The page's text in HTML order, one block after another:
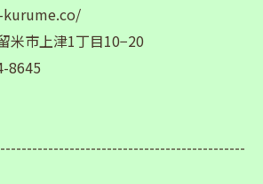
米市上津1丁目10−20
8645